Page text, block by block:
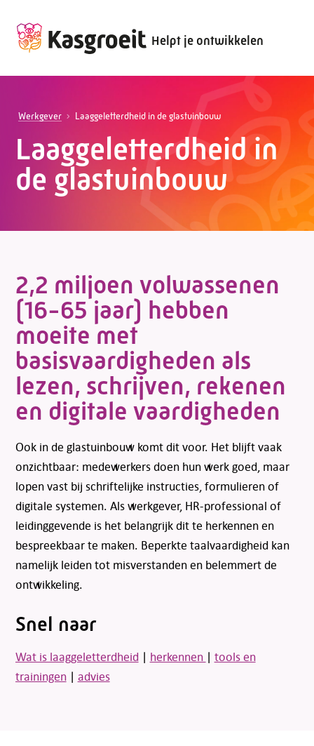
Helpt je ontwikkelen
Werkgever Laaggeletterdheid in de glastuinbouw
Laaggeletterdheid in
de glastuinbouw
2,2 miljoen volwassenen
(16-65 jaar) hebben
moeite met
basisvaardigheden als
lezen, schrijven, rekenen
en digitale vaardigheden
Ook in de glastuinbouw komt dit voor. Het blijft vaak
onzichtbaar: medewerkers doen hun werk goed, maar
lopen vast bij schriftelijke instructies, formulieren of
digitale systemen. Als werkgever, HR-professional of
leidinggevende is het belangrijk dit te herkennen en
bespreekbaar te maken. Beperkte taalvaardigheid kan
namelijk leiden tot misverstanden en belemmert de
ontwikkeling.
Snel naar
Wat is laaggeletterdheid| herkennen | tools en
trainingen| advies